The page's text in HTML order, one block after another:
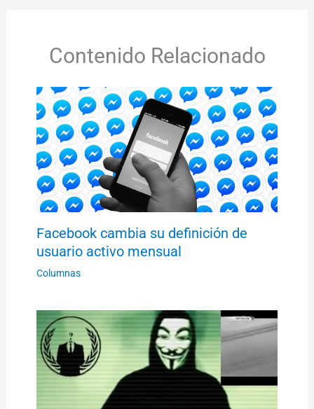
Contenido Relacionado
Facebook cambia su definición de
usuario activo mensual
Columnas